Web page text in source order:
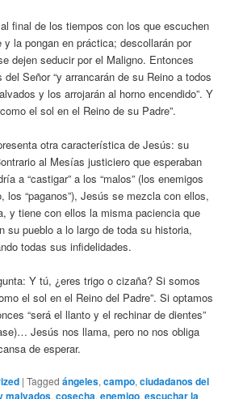
final de los tiempos con los que escuchen
y la pongan en práctica; descollarán por
dejen seducir por el Maligno. Entonces
Señor “y arrancarán de su Reino a todos
y los arrojarán al horno encendido”. Y
el sol en el Reino de su Padre”.
otra característica de Jesús: su
al Mesías justiciero que esperaban
a “castigar” a los “malos” (los enemigos
los “paganos”), Jesús se mezcla con ellos,
y tiene con ellos la misma paciencia que
su pueblo a lo largo de toda su historia,
todas sus infidelidades.
Y tú, ¿eres trigo o cizaña? Si somos
el sol en el Reino del Padre”. Si optamos
“será el llanto y el rechinar de dientes”
Jesús nos llama, pero no nos obliga
de esperar.
|Tagged ángeles,campo,ciudadanos del
malvados,cosecha,enemigo,escuchar la